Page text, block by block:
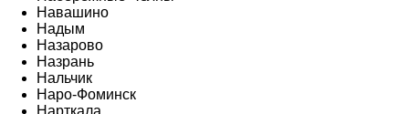
Навашино
Надым
Назарово
Назрань
Нальчик
Наро-Фоминск
Нарткала